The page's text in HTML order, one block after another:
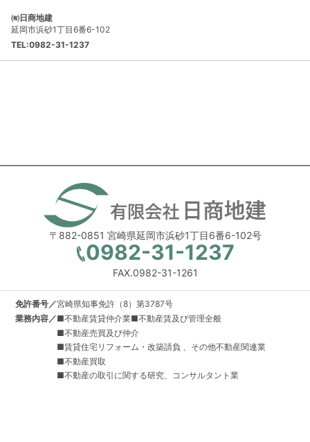
㈲日商地建
延岡市浜砂1丁目6番6-102
TEL:0982-31-1237
〒882-0851 宮崎県延岡市浜砂1丁目6番6-102号
0982-31-1237
FAX.0982-31-1261
免許番号／宮崎県知事免許（8）第3787号
業務内容／■不動産賃貸仲介業■不動産賃及び管理全般
■不動産売買及び仲介
■賃貸住宅リフォーム・改築請負 、その他不動産関連業
■不動産買取
■不動産の取引に関する研究、コンサルタント業